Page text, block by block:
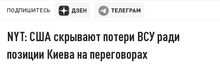
ПОДПИШИТЕСЬ:
NYT: США скрывают потери ВСУ ради
позиции Киева на переговорах